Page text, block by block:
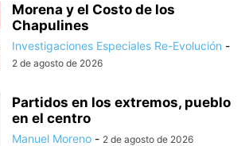
Morena y el Costo de los
Chapulines
Investigaciones Especiales Re-Evolución -
2 de agosto de 2026
Partidos en los extremos, pueblo
en el centro
Manuel Moreno - 2 de agosto de 2026